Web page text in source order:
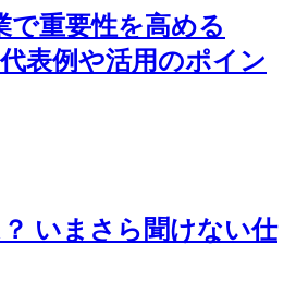
で重要性を高める
表例や活用のポイン
？ いまさら聞けない仕